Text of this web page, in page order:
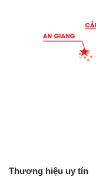
Thương hiệu uy tín